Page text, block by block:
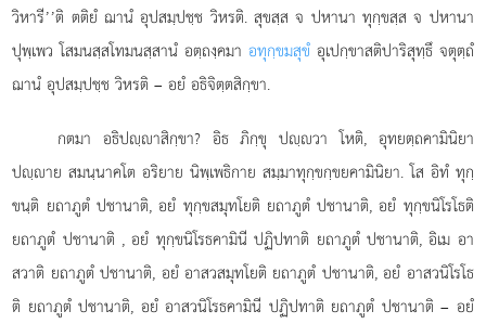
วิหารี’’ติ ตติยํ ฌานํ อุปสมฺปชฺช วิหรติ. สุขสฺส จ ปหานา ทุกฺขสฺส จ ปหานา
ปุพฺเพว โสมนสฺสโทมนสฺสานํ อตฺถงฺคมา อทุกฺขมสุขํอุเปกฺขาสติปาริสุทฺธึ จตุตฺถํ
ฌานํ อุปสมฺปชฺช วิหรติ – อยํ อธิจิตฺตสิกฺขา.
กตมา อธิปฺาสิกฺขา? อิธ ภิกฺขุ ปฺวา โหติ, อุทยตฺถคามินิยา
ปฺาย สมนฺนาคโต อริยาย นิพฺเพธิกาย สมฺมาทุกฺขกฺขยคามินิยา. โส อิทํ ทุกฺ
ขนฺติ ยถาภูตํ ปชานาติ, อยํ ทุกฺขสมุทโยติ ยถาภูตํ ปชานาติ, อยํ ทุกฺขนิโรโธติ
ยถาภูตํ ปชานาติ , อยํ ทุกฺขนิโรธคามินี ปฏิปทาติ ยถาภูตํ ปชานาติ, อิเม อา
สวาติ ยถาภูตํ ปชานาติ, อยํ อาสวสมุทโยติ ยถาภูตํ ปชานาติ, อยํ อาสวนิโรโธ
ติ ยถาภูตํ ปชานาติ, อยํ อาสวนิโรธคามินี ปฏิปทาติ ยถาภูตํ ปชานาติ – อยํ